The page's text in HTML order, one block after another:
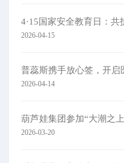
4·15国家安全教育日：共
2026-04-15
普蕊斯携手放心签，开
2026-04-14
葫芦娃集团参加“大潮之
2026-03-20